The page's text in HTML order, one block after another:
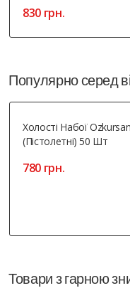
830 грн.
Популярно серед
Холості Набої
(пістолетні) 50 Шт
780 грн.
Товари з гарною